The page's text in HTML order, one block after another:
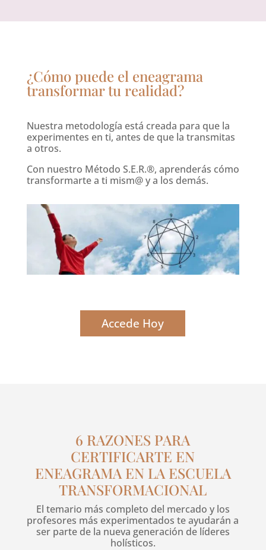
¿Cómo puede el eneagrama
transformar tu realidad?
Nuestra metodología está creada para que la
experimentes en ti, antes de que la transmitas
a otros.
Con nuestro Método S.E.R.®, aprenderás cómo
transformarte a ti mism@ y a los demás.​
Accede Hoy
6 RAZONES PARA
CERTIFICARTE EN
ENEAGRAMA EN LA ESCUELA
TRANSFORMACIONAL
El temario más completo del mercado y los
profesores más experimentados te ayudarán a
ser parte de la nueva generación de líderes
holísticos.